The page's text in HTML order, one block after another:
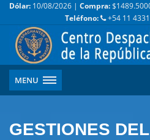
Dólar: 10/08/2026 | Compra:
Teléfono:
+54 11
MENU
GESTIONES